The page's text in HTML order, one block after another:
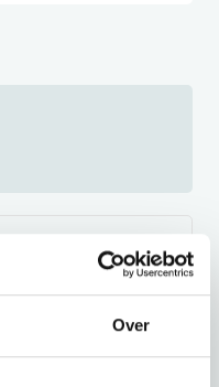
Over